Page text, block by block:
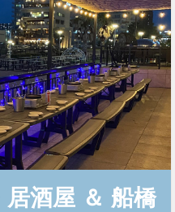
居酒屋 ＆ 船橋